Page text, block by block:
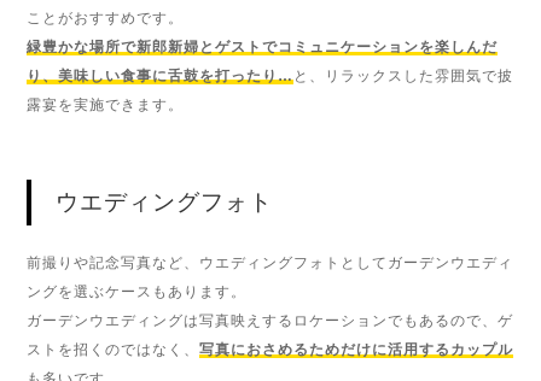
ことがおすすめです。
緑豊かな場所で新郎新婦とゲストでコミュニケーションを楽しんだ
り、美味しい食事に舌鼓を打ったり…と、リラックスした雰囲気で披
露宴を実施できます。
ウエディングフォト
前撮りや記念写真など、ウエディングフォトとしてガーデンウエディ
ングを選ぶケースもあります。
ガーデンウエディングは写真映えするロケーションでもあるので、ゲ
ストを招くのではなく、写真におさめるためだけに活用するカップル